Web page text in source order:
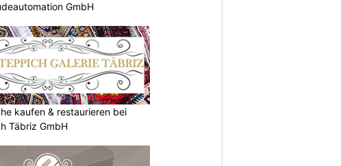
GmbH
kaufen & restaurieren bei
Täbriz GmbH